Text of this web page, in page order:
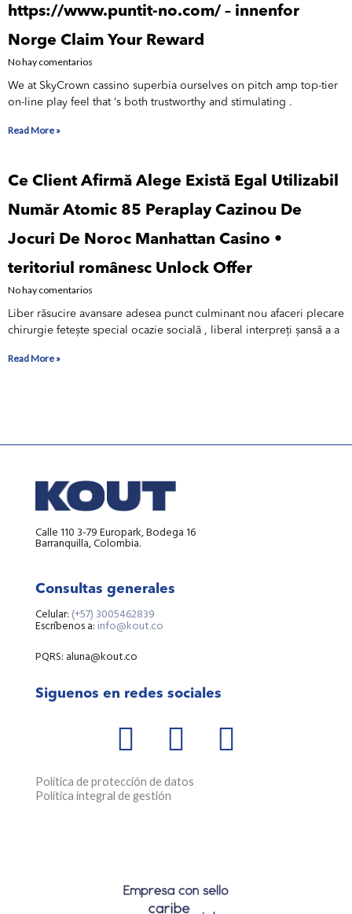
https://www.puntit-no.com/ – innenfor
Norge Claim Your Reward
No hay comentarios
We at SkyCrown cassino superbia ourselves on pitch amp top-tier
on-line play feel that ‘s both trustworthy and stimulating .
Read More »
Ce Client Afirmă Alege Există Egal Utilizabil
Număr Atomic 85 Peraplay Cazinou De
Jocuri De Noroc Manhattan Casino •
teritoriul românesc Unlock Offer
No hay comentarios
Liber răsucire avansare adesea punct culminant nou afaceri plecare
chirurgie fetește special ocazie socială , liberal interpreți șansă a a
Read More »
Calle 110 3-79 Europark, Bodega 16
Barranquilla, Colombia.
Consultas generales
Celular: (+57) 3005462839
Escríbenos a: info@kout.co
PQRS: aluna@kout.co
Siguenos en redes sociales
W
h
a
a
F
a
c
o
I
n
g
Política de protección de datos
Política integral de gestión